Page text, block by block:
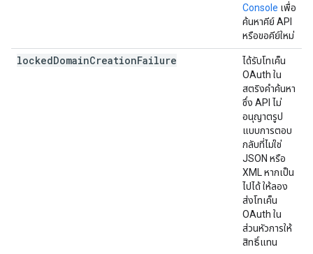
Console เพื่อ
ค้นหาคีย์ API
หรือขอคีย์ใหม่
lockedDomainCreationFailure
ได้รับโทเค็น
OAuth ใน
สตริงคำค้นหา
ซึ่ง API ไม่
อนุญาตรูป
แบบการตอบ
กลับที่ไม่ใช่
JSON หรือ
XML หากเป็น
ไปได้ ให้ลอง
ส่งโทเค็น
OAuth ใน
ส่วนหัวการให้
สิทธิ์แทน